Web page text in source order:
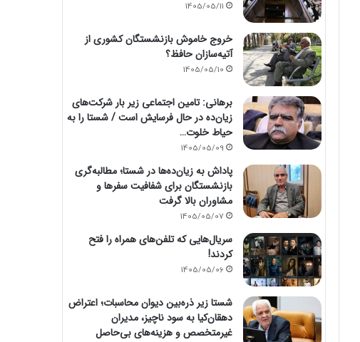
1405/05/11
خروج خاموش بازنشستگان کشوری از
آتیه‌سازان حافظ؟
1405/05/10
برهانی: تامین اجتماعی زیر بار شرکت‌های
زیان‌ده در حال فرسایش است / شستا را به
حیاط خلوت…
1405/05/09
پاداش به زیان‌ده‌ها در شستا؛ مطالبه‌گری
بازنشستگان برای شفافیت سفرها و
مشاوران بالا گرفت
1405/05/07
سریال‌هایی که تلفن‌های همراه را فتح
کردند!
1405/05/06
شستا زیر ذره‌بین دیوان محاسبات؛ اعتراض
دهقان‌کیا به سود ناچیز، مدیران
غیرمتخصص و هزینه‌های بی‌حاصل